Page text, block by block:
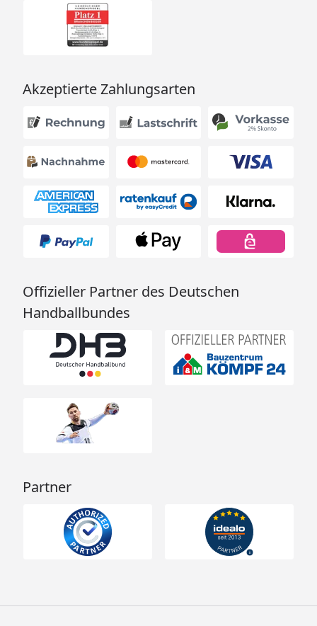
Akzeptierte Zahlungsarten
Offizieller Partner des Deutschen
Handballbundes
Partner